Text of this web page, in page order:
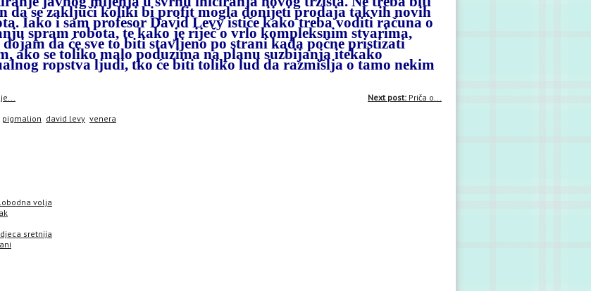
da se zaključi koliki bi profit mogla donijeti prodaja takvih novih
Iako i sam profesor David Levy ističe kako treba voditi računa o
spram robota, te kako je riječ o vrlo kompleksnim stvarima,
dojam da će sve to biti stavljeno po strani kada počne pristizati
ako se toliko malo poduzima na planu suzbijanja itekako
ropstva ljudi, tko će biti toliko lud da razmišlja o tamo nekim
Next post: Priča o...
pigmalion david levy venera
volja
sretnija